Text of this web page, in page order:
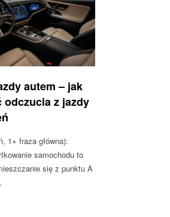
autem – jak
odczucia z jazdy
1× fraza główna):
samochodu to
się z punktu A